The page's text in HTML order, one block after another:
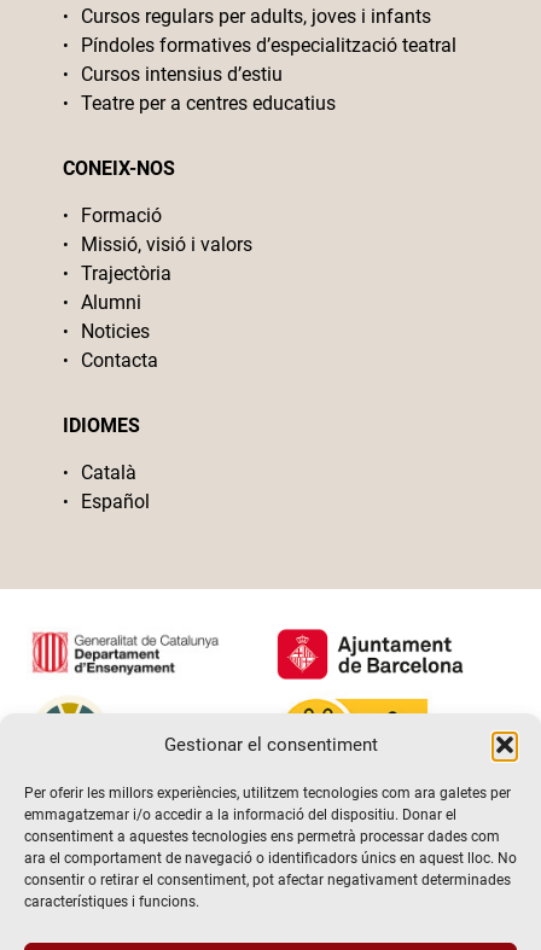
Gestionar el consentiment
Per oferir les millors experiències, utilitzem tecnologies com ara galetes per
emmagatzemar i/o accedir a la informació del dispositiu. Donar el
consentiment a aquestes tecnologies ens permetrà processar dades com
ara el comportament de navegació o identificadors únics en aquest lloc. No
consentir o retirar el consentiment, pot afectar negativament determinades
característiques i funcions.
Cursos regulars per adults, joves i infants
Píndoles formatives d’especialització teatral
Cursos intensius d’estiu
Teatre per a centres educatius
CONEIX-NOS
Formació
Missió, visió i valors
Trajectòria
Alumni
Noticies
Contacta
IDIOMES
Català
Español